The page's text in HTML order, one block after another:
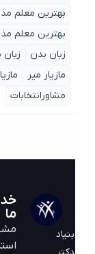
بهترین معلم مذاکره
بهترین معلم
زبان بدن
زبان بدن
مازیار میر
مازیارمیر
مشاورانتخابات